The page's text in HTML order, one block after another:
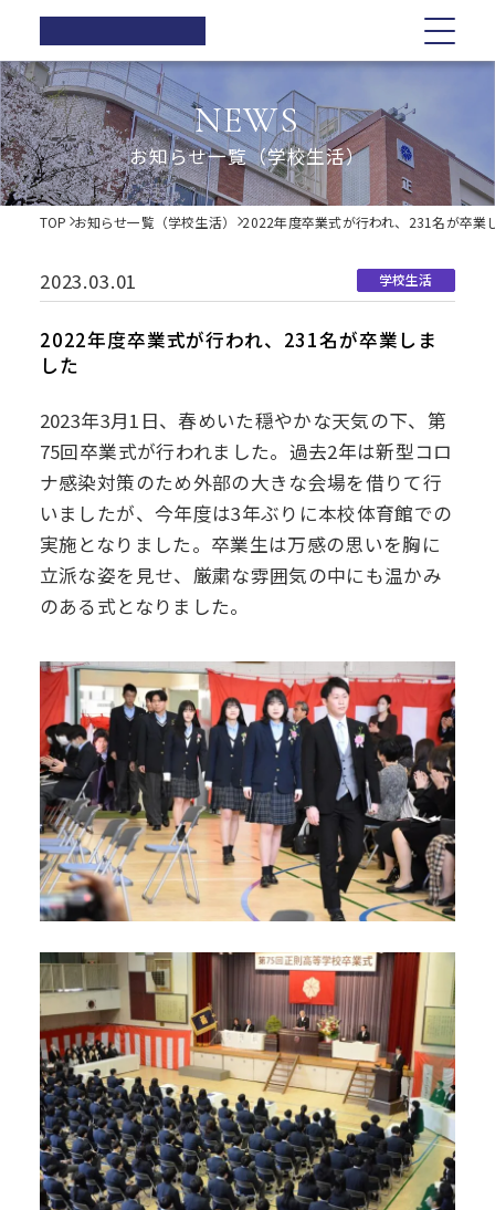
正則高等
学校
学校紹介
正則高等学校の3つの柱
校長ご挨拶
歴史・伝統
制服紹介
教育の特色
正則教育の全体図
学習指導
教科紹介
教育内容
生活指導
学校生活
年間行事
体育祭
学院祭
学習旅行
入試情報
オープンスクール・学校説明会
募集要項
Web出願について
入試Q&A
在校生の方へ
卒業生の方へ
各種証明書の発行
同窓会
学校紹介
正則高等学校の3つの柱
校長ご挨拶
施設紹介
教育の特色
正則教育の全体図
教育内容
進路指導
進路実績
卒業生の声
生活指導
PTA
後援会
学校生活
学院祭
学習旅行
体験学習
学院祭特設ページ
生徒会・部活動
募集要項
Web出願について
入試Q&A
学費軽減・助成制度
お問い合わせ
在校生の方へ
卒業生の方へ
各種証明書の発行
同窓会
デジタルパンフレット
資料請求
アクセス
NEWS
お知らせ一覧（学校生活）
TOP お知らせ一覧（学校生活） 2022年度卒業式が行われ、231名が卒業
2023.03.01 学校生活
2022年度卒業式が行われ、231名が卒業しま
した
2023年3月1日、春めいた穏やかな天気の下、第
75回卒業式が行われました。過去2年は新型コロ
ナ感染対策のため外部の大きな会場を借りて行
いましたが、今年度は3年ぶりに本校体育館での
実施となりました。卒業生は万感の思いを胸に
立派な姿を見せ、厳粛な雰囲気の中にも温かみ
のある式となりました。